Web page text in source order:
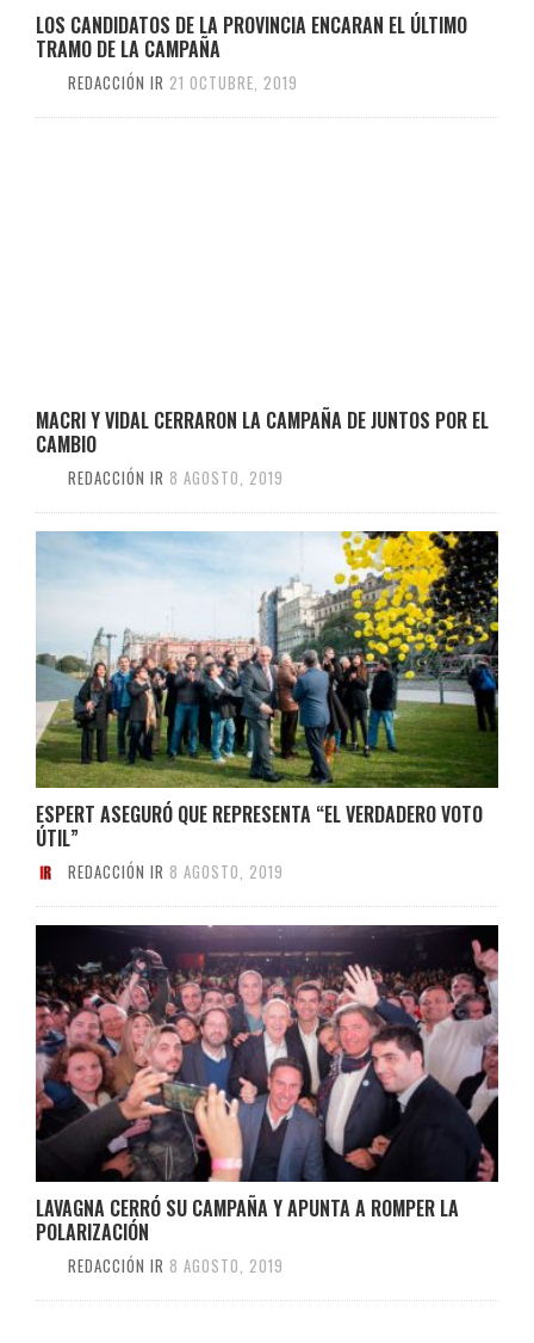
LOS CANDIDATOS DE LA PROVINCIA ENCARAN EL ÚLTIMO
TRAMO DE LA CAMPAÑA
REDACCIÓN IR 21 OCTUBRE, 2019
MACRI Y VIDAL CERRARON LA CAMPAÑA DE JUNTOS POR EL
CAMBIO
REDACCIÓN IR 8 AGOSTO, 2019
ESPERT ASEGURÓ QUE REPRESENTA “EL VERDADERO VOTO
ÚTIL”
REDACCIÓN IR 8 AGOSTO, 2019
LAVAGNA CERRÓ SU CAMPAÑA Y APUNTA A ROMPER LA
POLARIZACIÓN
REDACCIÓN IR 8 AGOSTO, 2019